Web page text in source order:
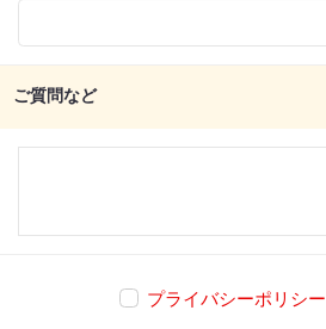
ご質問など
プライバシーポリシー